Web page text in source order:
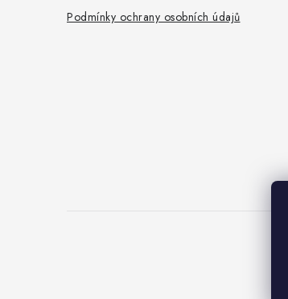
Podmínky ochrany osobních údajů